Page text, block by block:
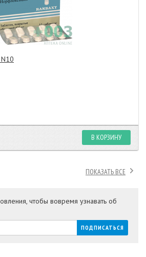
В КОРЗИНУ
ПОКАЗАТЬ ВСЕ
чтобы вовремя узнавать об